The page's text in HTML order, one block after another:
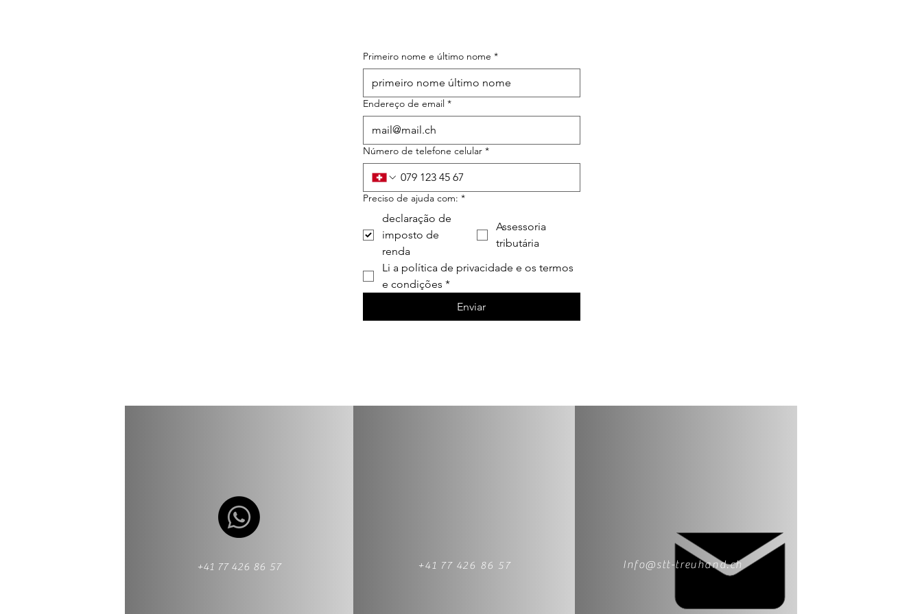
Primeiro nome e último nome *
Endereço de email *
Número de telefone celular *
Preciso de ajuda com: *
declaração de
imposto de
renda
Assessoria
tributária
Li a política de privacidade e os termos
e condições *
Enviar
+41 77 426 86 57 +41 77 426 86 57 Info@stt-treuhand.ch